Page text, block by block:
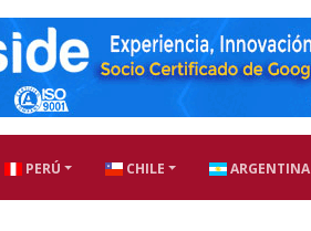
PERÚ CHILE ARGENTINA